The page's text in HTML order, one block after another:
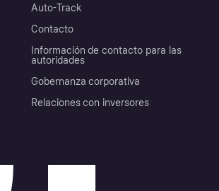
Auto-Track
Contacto
Información de contacto para las
autoridades
Gobernanza corporativa
Relaciones con inversores